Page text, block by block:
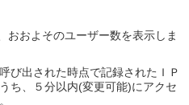
おおよそのユーザー数を表示しま
び出された時点で記録されたＩＰ
ち、５分以内(変更可能)にアクセ